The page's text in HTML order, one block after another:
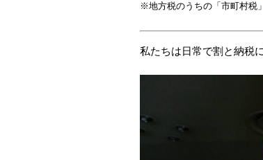
※地方税のうちの「市町村税
私たちは日常で割と納税